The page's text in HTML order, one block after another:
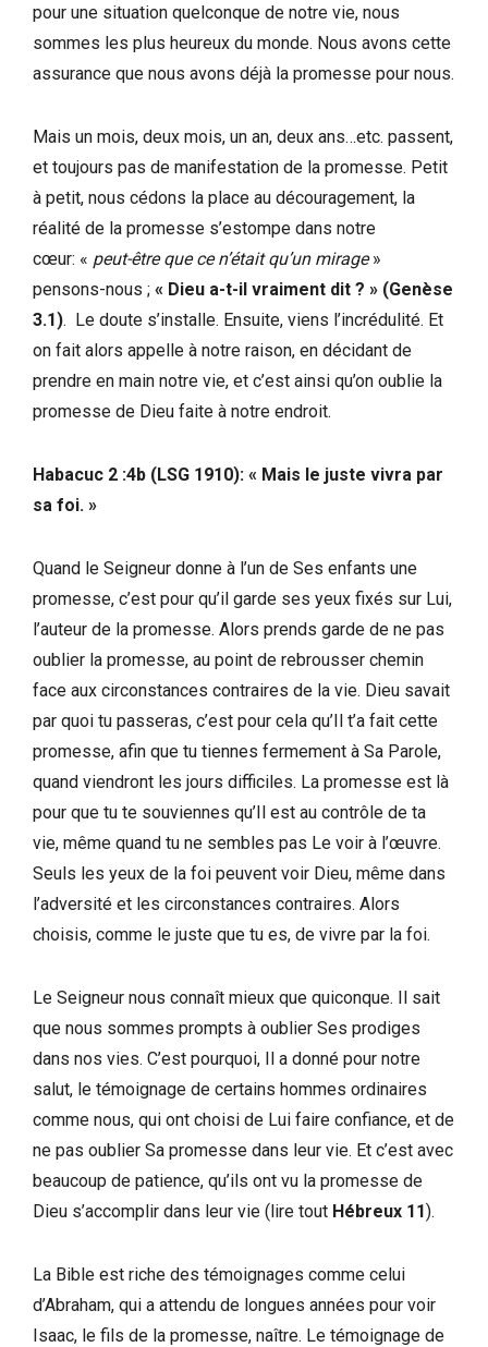
pour une situation quelconque de notre vie, nous
sommes les plus heureux du monde. Nous avons cette
assurance que nous avons déjà la promesse pour nous.
Mais un mois, deux mois, un an, deux ans…etc. passent,
et toujours pas de manifestation de la promesse. Petit
à petit, nous cédons la place au découragement, la
réalité de la promesse s’estompe dans notre
cœur: « peut-être que ce n’était qu’un mirage»
pensons-nous ; « Dieu a-t-il vraiment dit ? » (Genèse
3.1). Le doute s’installe. Ensuite, viens l’incrédulité. Et
on fait alors appelle à notre raison, en décidant de
prendre en main notre vie, et c’est ainsi qu’on oublie la
promesse de Dieu faite à notre endroit.
Habacuc 2 :4b (LSG 1910): « Mais le juste vivra par
sa foi. »
Quand le Seigneur donne à l’un de Ses enfants une
promesse, c’est pour qu’il garde ses yeux fixés sur Lui,
l’auteur de la promesse. Alors prends garde de ne pas
oublier la promesse, au point de rebrousser chemin
face aux circonstances contraires de la vie. Dieu savait
par quoi tu passeras, c’est pour cela qu’Il t’a fait cette
promesse, afin que tu tiennes fermement à Sa Parole,
quand viendront les jours difficiles. La promesse est là
pour que tu te souviennes qu’Il est au contrôle de ta
vie, même quand tu ne sembles pas Le voir à l’œuvre.
Seuls les yeux de la foi peuvent voir Dieu, même dans
l’adversité et les circonstances contraires. Alors
choisis, comme le juste que tu es, de vivre par la foi.
Le Seigneur nous connaît mieux que quiconque. Il sait
que nous sommes prompts à oublier Ses prodiges
dans nos vies. C’est pourquoi, Il a donné pour notre
salut, le témoignage de certains hommes ordinaires
comme nous, qui ont choisi de Lui faire confiance, et de
ne pas oublier Sa promesse dans leur vie. Et c’est avec
beaucoup de patience, qu’ils ont vu la promesse de
Dieu s’accomplir dans leur vie (lire tout Hébreux 11).
La Bible est riche des témoignages comme celui
d’Abraham, qui a attendu de longues années pour voir
Isaac, le fils de la promesse, naître. Le témoignage de